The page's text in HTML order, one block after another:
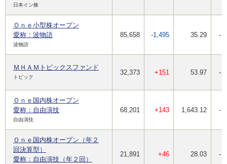
日本イン株
Ｏｎｅ小型株オープン
愛称：波物語
波物語
85,658 -1,495 35.29 -
ＭＨＡＭトピックスファンド
トピック
32,373 +151 53.97 -
Ｏｎｅ国内株オープン
愛称：自由演技
自由演技
68,201 +143 1,643.12 -
Ｏｎｅ国内株オープン（年２
回決算型）
愛称：自由演技（年２回）
21,891 +46 28.03 -